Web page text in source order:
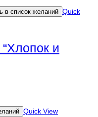
в список желаний Quick
“Хлопок и
Quick View